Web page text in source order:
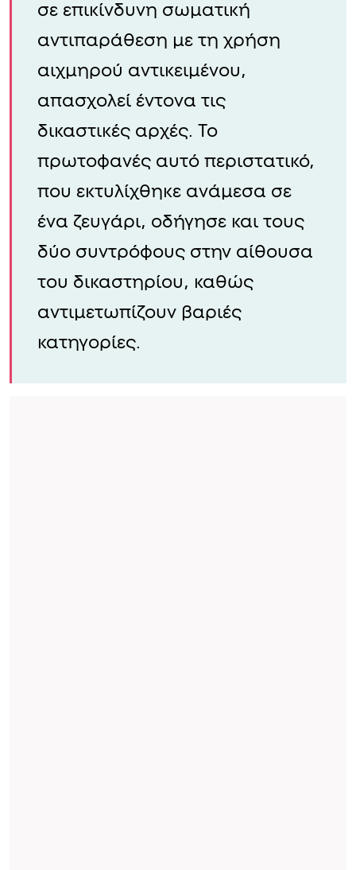
σε επικίνδυνη σωματική
αντιπαράθεση με τη χρήση
αιχμηρού αντικειμένου,
απασχολεί έντονα τις
δικαστικές αρχές. Το
πρωτοφανές αυτό περιστατικό,
που εκτυλίχθηκε ανάμεσα σε
ένα ζευγάρι, οδήγησε και τους
δύο συντρόφους στην αίθουσα
του δικαστηρίου, καθώς
αντιμετωπίζουν βαριές
κατηγορίες.